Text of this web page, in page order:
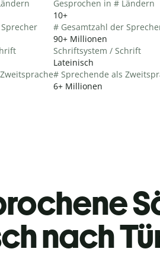
Gesprochen in # Ländern
10+
# Gesamtzahl der
90+ Millionen
Schriftsystem / Schrift
Lateinisch
# Sprechende als
6+ Millionen
nach